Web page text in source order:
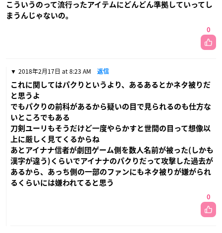
こういうのって流行ったアイテムにどんどん準拠していってし
まうんじゃないの。
0
2018年2月17日 at 8:23 AM 返信
これに関してはパクりというより、あるあるとかネタ被りだ
と思うよ
でもパクりの前科があるから疑いの目で見られるのも仕方な
いところでもある
刀剣ユーリもそうだけど一度やらかすと世間の目って想像以
上に厳しく見てくるからね
あとアイナナ信者が劇団ゲーム側を数人名前が被った(しかも
漢字が違う)くらいでアイナナのパクりだって攻撃した過去が
あるから、あっち側の一部のファンにもネタ被りが嫌がられ
るくらいには嫌われてると思う
0